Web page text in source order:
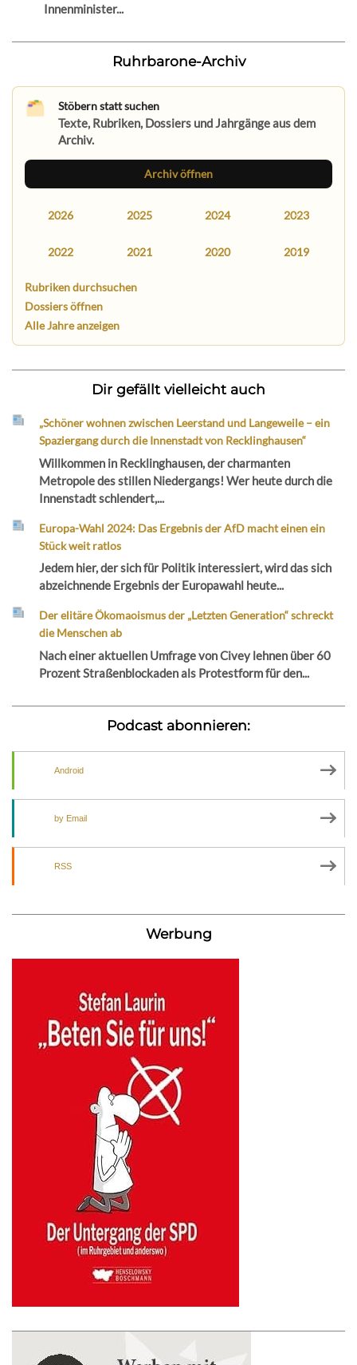
Innenminister...
Ruhrbarone-Archiv
Stöbern statt suchen
Texte, Rubriken, Dossiers und Jahrgänge aus dem
Archiv.
Archiv öffnen
2026 2025 2024 2023
2022 2021 2020 2019
Rubriken durchsuchen
Dossiers öffnen
Alle Jahre anzeigen
Dir gefällt vielleicht auch
„Schöner wohnen zwischen Leerstand und Langeweile – ein
Spaziergang durch die Innenstadt von Recklinghausen“
Willkommen in Recklinghausen, der charmanten
Metropole des stillen Niedergangs! Wer heute durch die
Innenstadt schlendert,...
Europa-Wahl 2024: Das Ergebnis der AfD macht einen ein
Stück weit ratlos
Jedem hier, der sich für Politik interessiert, wird das sich
abzeichnende Ergebnis der Europawahl heute...
Der elitäre Ökomaoismus der „Letzten Generation“ schreckt
die Menschen ab
Nach einer aktuellen Umfrage von Civey lehnen über 60
Prozent Straßenblockaden als Protestform für den...
Podcast abonnieren:
Android
by Email
RSS
Werbung